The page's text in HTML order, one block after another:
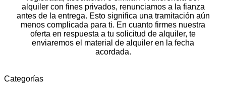
alquiler con fines privados, renunciamos a la fianza
antes de la entrega. Esto significa una tramitación aún
menos complicada para ti. En cuanto firmes nuestra
oferta en respuesta a tu solicitud de alquiler, te
enviaremos el material de alquiler en la fecha
acordada.
Categorías